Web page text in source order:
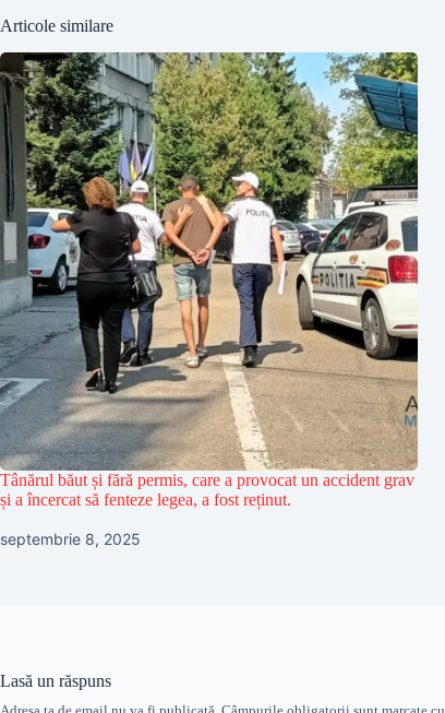
Articole similare
Tânărul băut și fără permis, care a provocat un accident grav
și a încercat să fenteze legea, a fost reținut.
septembrie 8, 2025
Lasă un răspuns